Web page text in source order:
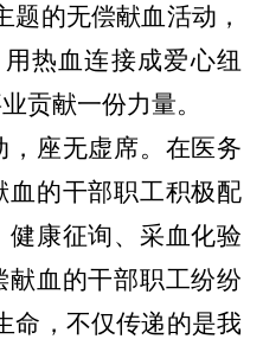
题的无偿献血活动，
热血连接成爱心纽
贡献一份力量。
，座无虚席。在医务
血的干部职工积极配
康征询、采血化验
血的干部职工纷纷
命，不仅传递的是我